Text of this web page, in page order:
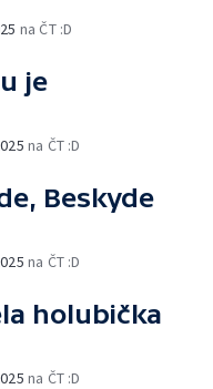
na ČT :D
je
na ČT :D
Beskyde
na ČT :D
holubička
na ČT :D